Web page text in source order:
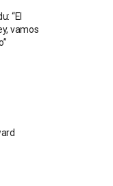
“El
vamos